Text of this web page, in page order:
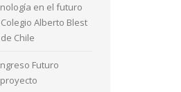
en el futuro
Alberto Blest
Chile
Futuro